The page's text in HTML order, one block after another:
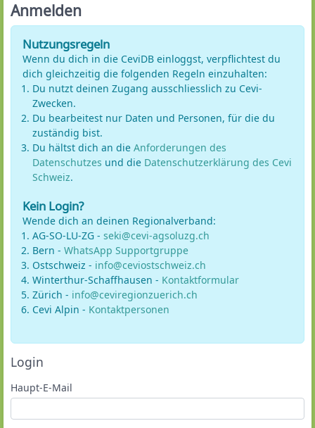
Anmelden
Nutzungsregeln
Wenn du dich in die CeviDB einloggst, verpflichtest du
dich gleichzeitig die folgenden Regeln einzuhalten:
Du nutzt deinen Zugang ausschliesslich zu Cevi-
Zwecken.
Du bearbeitest nur Daten und Personen, für die du
zuständig bist.
Du hältst dich an die Anforderungen des
Datenschutzes und die Datenschutzerklärung des Cevi
Schweiz.
Kein Login?
Wende dich an deinen Regionalverband:
AG-SO-LU-ZG - seki@cevi-agsoluzg.ch
Bern - WhatsApp Supportgruppe
Ostschweiz - info@ceviostschweiz.ch
Winterthur-Schaffhausen - Kontaktformular
Zürich - info@ceviregionzuerich.ch
Cevi Alpin - Kontaktpersonen
Login
Haupt-E-Mail